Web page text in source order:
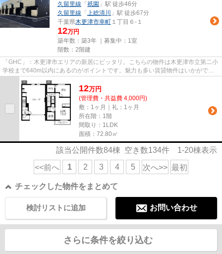
久留里線 「 祇園 」駅 徒歩46分
久留里線 「 上総清川
」駅 徒歩67分
千葉県木更津市幸町 １丁目６-１
12万円
築年数：築3年 ｜募集中： 1室
階数：2階建
「GHC」：木更津市エリアの新居にピッタリ。こちらの物件は木更津市立第二小
学校まで640m以内にあるのがポイントです。魅力も多い賃貸物件はいかがでし
ょうか。住まいは数多くのものを...
12万円
(管理費・共益費 4,000円)
敷：1ヶ月｜礼：1ヶ月
所在階：1階
間取り：1LDK
面積：72.80㎡
該当公開件数84棟 空き数134件 1-20棟表示
<<前へ 1 2 3 4 5 次へ>> 最初
チェックした物件をまとめて
お問い合わせ
検討リストに追加
さらに条件を絞り込む